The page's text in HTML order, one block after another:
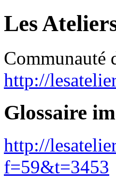
Les
Communauté
http://
Glossaire
http://
f=59&t=3453